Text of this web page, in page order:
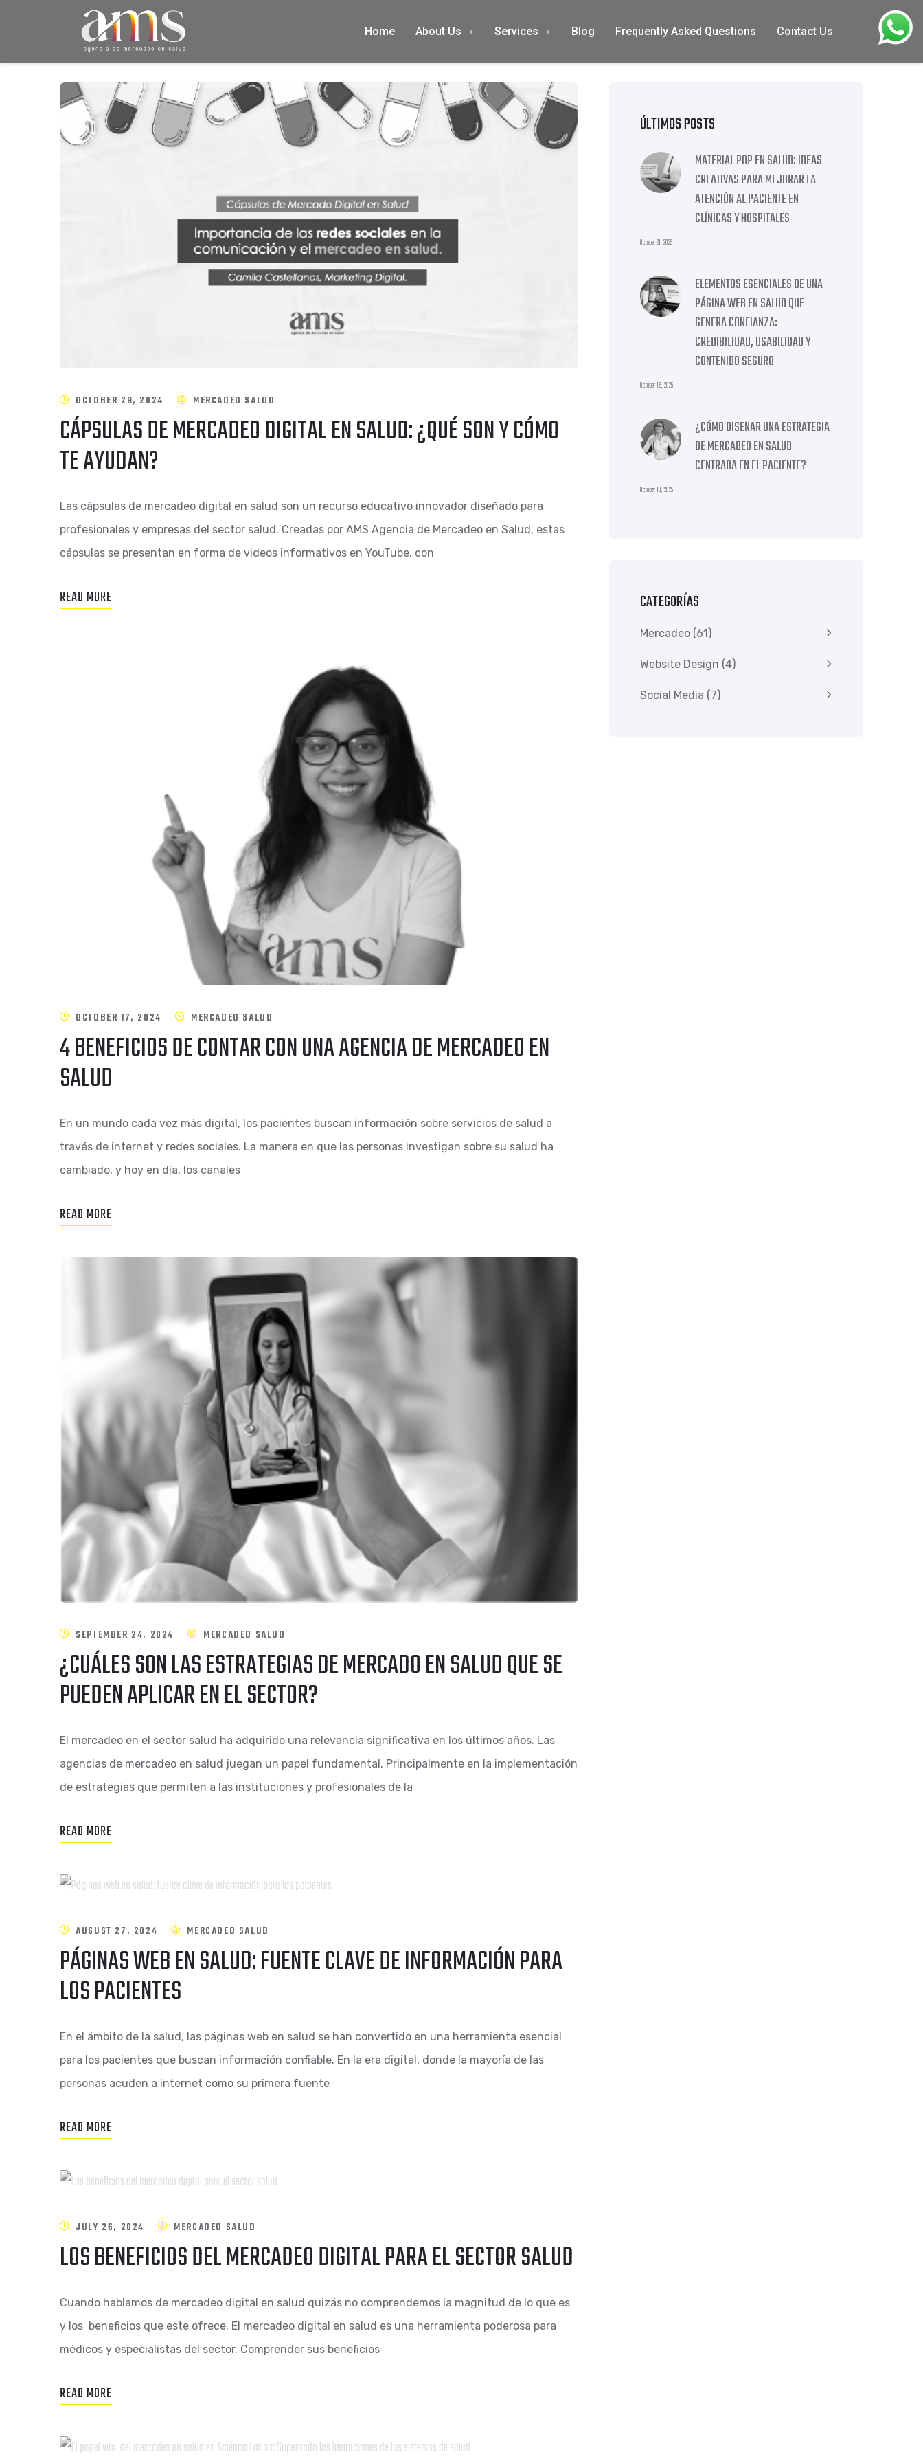
Home About Us Services Blog Frequently Asked Questions Contact Us
OCTOBER 29, 2024 MERCADEO SALUD
CÁPSULAS DE MERCADEO DIGITAL EN SALUD: ¿QUÉ SON Y CÓMO
TE AYUDAN?
Las cápsulas de mercadeo digital en salud son un recurso educativo innovador diseñado para
profesionales y empresas del sector salud. Creadas por AMS Agencia de Mercadeo en Salud, estas
cápsulas se presentan en forma de videos informativos en YouTube, con
READ MORE
OCTOBER 17, 2024 MERCADEO SALUD
4 BENEFICIOS DE CONTAR CON UNA AGENCIA DE MERCADEO EN
SALUD
En un mundo cada vez más digital, los pacientes buscan información sobre servicios de salud a
través de internet y redes sociales. La manera en que las personas investigan sobre su salud ha
cambiado, y hoy en día, los canales
READ MORE
SEPTEMBER 24, 2024 MERCADEO SALUD
¿CUÁLES SON LAS ESTRATEGIAS DE MERCADO EN SALUD QUE SE
PUEDEN APLICAR EN EL SECTOR?
El mercadeo en el sector salud ha adquirido una relevancia significativa en los últimos años. Las
agencias de mercadeo en salud juegan un papel fundamental. Principalmente en la implementación
de estrategias que permiten a las instituciones y profesionales de la
READ MORE
AUGUST 27, 2024 MERCADEO SALUD
PÁGINAS WEB EN SALUD: FUENTE CLAVE DE INFORMACIÓN PARA
LOS PACIENTES
En el ámbito de la salud, las páginas web en salud se han convertido en una herramienta esencial
para los pacientes que buscan información confiable. En la era digital, donde la mayoría de las
personas acuden a internet como su primera fuente
READ MORE
JULY 26, 2024 MERCADEO SALUD
LOS BENEFICIOS DEL MERCADEO DIGITAL PARA EL SECTOR SALUD
Cuando hablamos de mercadeo digital en salud quizás no comprendemos la magnitud de lo que es
y los beneficios que este ofrece. El mercadeo digital en salud es una herramienta poderosa para
médicos y especialistas del sector. Comprender sus beneficios
READ MORE
ÚLTIMOS POSTS
MATERIAL POP EN SALUD: IDEAS
CREATIVAS PARA MEJORAR LA
ATENCIÓN AL PACIENTE EN
CLÍNICAS Y HOSPITALES
October 21, 2025
ELEMENTOS ESENCIALES DE UNA
PÁGINA WEB EN SALUD QUE
GENERA CONFIANZA:
CREDIBILIDAD, USABILIDAD Y
CONTENIDO SEGURO
October 16, 2025
¿CÓMO DISEÑAR UNA ESTRATEGIA
DE MERCADEO EN SALUD
CENTRADA EN EL PACIENTE?
October 10, 2025
CATEGORÍAS
Mercadeo (61)
Website Design (4)
Social Media (7)